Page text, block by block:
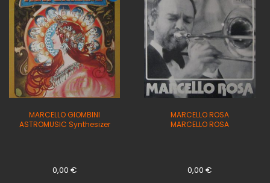
MARCELLO GIOMBINI
ASTROMUSIC Synthesizer
0,00 €
MARCELLO ROSA
MARCELLO ROSA
0,00€